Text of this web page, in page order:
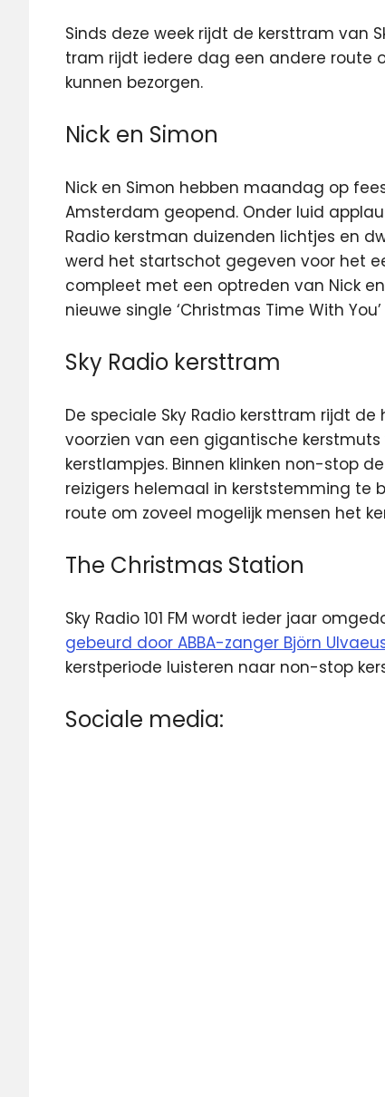
Sinds deze week rijdt de kersttram van
tram rijdt iedere dag een andere route
kunnen bezorgen.
Nick en Simon
Nick en Simon hebben maandag op
Amsterdam geopend. Onder luid
Radio kerstman duizenden lichtjes en
werd het startschot gegeven voor het
compleet met een optreden van Nick
nieuwe single ‘Christmas Time With
Sky Radio kersttram
De speciale Sky Radio kersttram rijdt
voorzien van een gigantische
kerstlampjes. Binnen klinken non-stop
reizigers helemaal in kerststemming te
route om zoveel mogelijk mensen het
The Christmas Station
Sky Radio 101 FM wordt ieder jaar
gebeurd door ABBA-zanger Björn
kerstperiode luisteren naar non-stop
Sociale media: